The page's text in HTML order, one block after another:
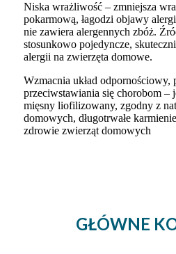
Niska wrażliwość – zmniejsza
pokarmową, łagodzi objawy
nie zawiera alergennych zbóż.
stosunkowo pojedyncze,
alergii na zwierzęta domowe.
Wzmacnia układ odpornościowy,
przeciwstawiania się chorobom –
mięsny liofilizowany, zgodny z
domowych, długotrwałe
zdrowie zwierząt domowych
GŁÓWNE